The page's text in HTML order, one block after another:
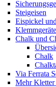
Steigeisen
Eispickel
Chalk und
Chalk
Via Ferrata
Mehr Kletter